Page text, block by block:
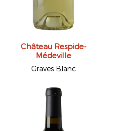
Château Respide-
Médeville
Graves Blanc